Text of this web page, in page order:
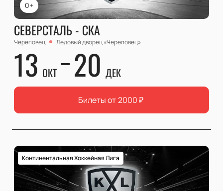
0+
СЕВЕРСТАЛЬ - СКА
Череповец Ледовый дворец «Череповец»
13 ОКТ 20 ДЕК
Билеты от 2000₽
Континентальная Хоккейная Лига